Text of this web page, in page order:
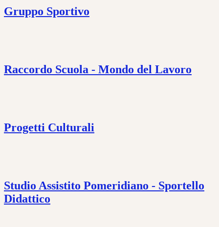
Gruppo Sportivo
Raccordo Scuola - Mondo del Lavoro
Progetti Culturali
Studio Assistito Pomeridiano - Sportello
Didattico